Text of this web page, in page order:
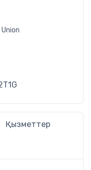
Union
Қызметтер